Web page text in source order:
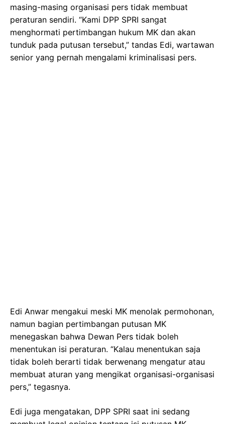
masing-masing organisasi pers tidak membuat
peraturan sendiri. “Kami DPP SPRI sangat
menghormati pertimbangan hukum MK dan akan
tunduk pada putusan tersebut,” tandas Edi, wartawan
senior yang pernah mengalami kriminalisasi pers.
Edi Anwar mengakui meski MK menolak permohonan,
namun bagian pertimbangan putusan MK
menegaskan bahwa Dewan Pers tidak boleh
menentukan isi peraturan. “Kalau menentukan saja
tidak boleh berarti tidak berwenang mengatur atau
membuat aturan yang mengikat organisasi-organisasi
pers,” tegasnya.
Edi juga mengatakan, DPP SPRI saat ini sedang